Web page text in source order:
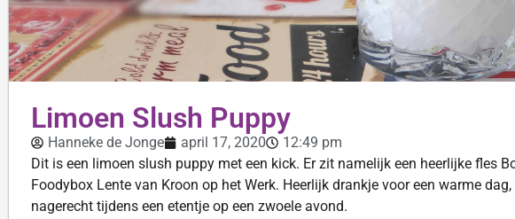
Limoen Slush Puppy
Hanneke de Jonge april 17, 2020
12:49 pm
Dit is een limoen slush puppy met een kick. Er zit namelijk een heerlijke fles
Foodybox Lente van Kroon op het Werk. Heerlijk drankje voor een warme
nagerecht tijdens een etentje op een zwoele avond.